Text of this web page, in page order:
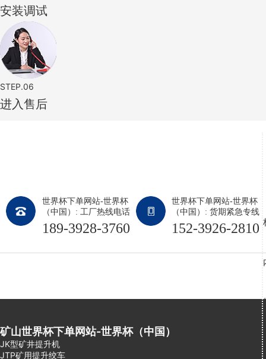
安装调试
STEP.06
进入售后
世界杯下单网站-世界杯
（中国）: 工厂热线电话
189-3928-3760
世界杯下单网站-世界杯
（中国）: 货期紧急专线
152-3926-2810
矿山世界杯下单网站-世界杯（中国）
JK型矿井提升机
JTP矿用提升绞车